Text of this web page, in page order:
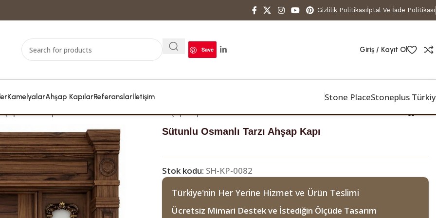
Gizlilik Politikasıİptal Ve İade Politikası
Save Giriş / Kayıt Ol
KamelyalarAhşap KapılarReferanslarİletişim Stone PlaceStoneplus
Cami Kapıları Sütunlu Osmanlı Tarzı Ahşap Kapı
Sütunlu Osmanlı Tarzı Ahşap Kapı
Stok kodu: SH-KP-0082
Türkiye'nin Her Yerine Hizmet ve Ürün Teslimi
Ücretsiz Mimari Destek ve İstediğin Ölçüde Tasarım